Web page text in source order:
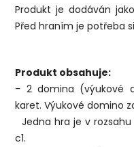
Produkt je dodáván
Před hraním je potřeba
Produkt obsahuje:
- 2 domina (výukové
karet. Výukové domino
Jedna hra je v
c1.